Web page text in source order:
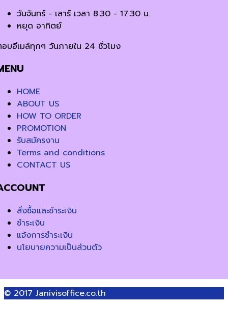
วันจันทร์ - เสาร์ เวลา 8.30 - 17.30 น.
หยุด อาทิตย์
บอีเมล์ทุกๆ วันภายใน 24 ชั่วโมง
HOME
ABOUT US
HOW TO ORDER
PROMOTION
รับสมัครงาน
Terms and conditions
CONTACT US
สั่งซื้อและชำระเงิน
ชำระเงิน
แจ้งการชำระเงิน
นโยบายความเป็นส่วนตัว
© 2017 Janivisoffice.co.th